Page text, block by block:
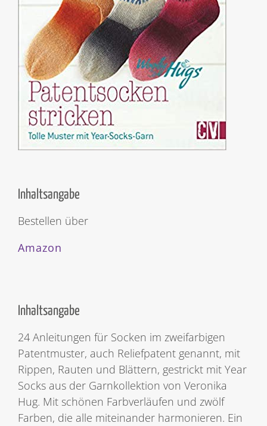
Inhaltsangabe
Bestellen über
Amazon
Inhaltsangabe
24 Anleitungen für Socken im zweifarbigen
Patentmuster, auch Reliefpatent genannt, mit
Rippen, Rauten und Blättern, gestrickt mit Year
Socks aus der Garnkollektion von Veronika
Hug. Mit schönen Farbverläufen und zwölf
Farben, die alle miteinander harmonieren. Ein